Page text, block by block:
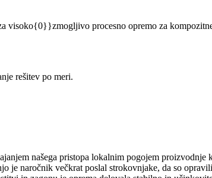
visoko{0}}zmogljivo procesno opremo za
rešitev po meri.
našega pristopa lokalnim pogojem
naročnik večkrat poslal strokovnjake, da so